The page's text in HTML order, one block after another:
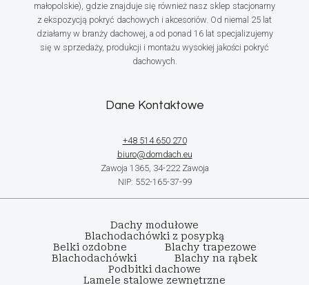
małopolskie), gdzie znajduje się również nasz sklep stacjonarny
z ekspozycją pokryć dachowych i akcesoriów. Od niemal 25 lat
działamy w branży dachowej, a od ponad 16 lat specjalizujemy
się w sprzedaży, produkcji i montażu wysokiej jakości pokryć
dachowych.
Dane Kontaktowe
+48 514 650 270
biuro@domdach.eu
Zawoja 1365, 34-222 Zawoja
NIP: 552-165-37-99
Dachy modułowe
Blachodachówki z posypką
Belki ozdobne
Blachy trapezowe
Blachodachówki
Blachy na rąbek
Podbitki dachowe
Lamele stalowe zewnętrzne